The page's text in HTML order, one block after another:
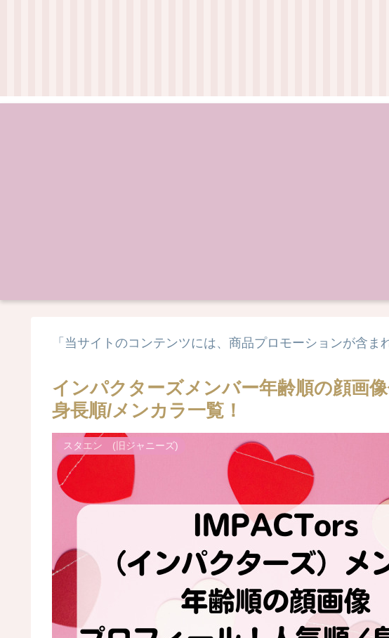
「当サイトのコンテンツには、商品プロモーションが含ま
インパクターズメンバー年齢順の顔画
身長順/メンカラ一覧！
スタエン (旧ジャニーズ)